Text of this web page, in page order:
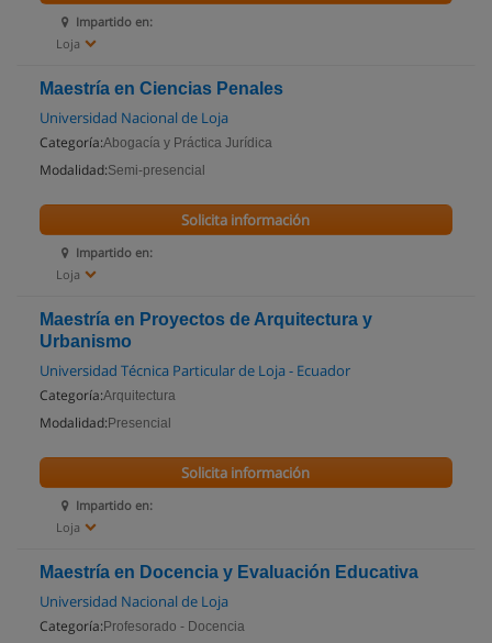
Impartido en:
Loja
Maestría en Ciencias Penales
Universidad Nacional de Loja
Categoría:Abogacía y Práctica Jurídica
Modalidad:Semi-presencial
Impartido en:
Loja
Solicita información
Maestría en Proyectos de Arquitectura y
Urbanismo
Universidad Técnica Particular de Loja - Ecuador
Categoría:Arquitectura
Modalidad: Presencial
Impartido en:
Loja
Solicita información
Maestría en Docencia y Evaluación Educativa
Universidad Nacional de Loja
Categoría: Profesorado - Docencia